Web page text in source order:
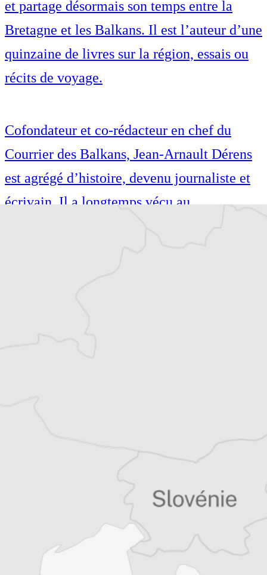
et partage désormais son temps entre la
Bretagne et les Balkans. Il est l’auteur d’une
quinzaine de livres sur la région, essais ou
récits de voyage.
Cofondateur et co-rédacteur en chef du
Courrier des Balkans, Jean-Arnault Dérens
est agrégé d’histoire, devenu journaliste et
écrivain. Il a longtemps vécu au